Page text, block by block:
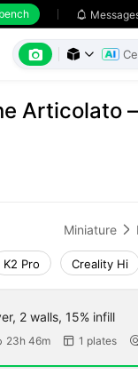

  
Articolato
Miniature 
K2 Pro Creality Hi
2 walls, 15% infill
23h 46m  1 plates